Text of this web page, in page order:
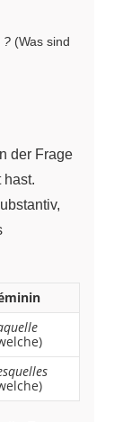
? (Was sind
der Frage
hast.